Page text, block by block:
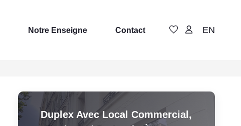
Notre Enseigne Contact EN
Duplex Avec Local Commercial,